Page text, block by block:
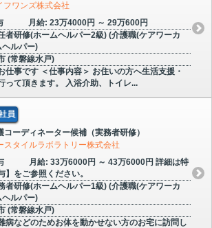
フワンズ株式会社
月給: 23万4000円 ～ 29万600円
者研修(ホームヘルパー2級) (介護職(ケアワーカ
ヘルパー)
(常磐線水戸)
仕事です ＜仕事内容＞ お住いの方へ生活支援・
って頂きます。 入浴介助、トイレ...
員
コーディネーター候補（実務者研修）
スタイルラボラトリー株式会社
月給: 33万6000円 ～ 43万6000円 詳細は特
】をご参照ください。
者研修(ホームヘルパー1級) (介護職(ケアワーカ
ヘルパー)
(常磐線水戸)
病などのためお体を動かせない方のお宅に訪問し